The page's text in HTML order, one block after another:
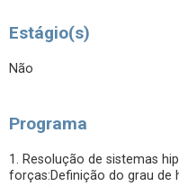
Estágio(s)
Não
Programa
1. Resolução de sistemas
forças:Definição do grau de